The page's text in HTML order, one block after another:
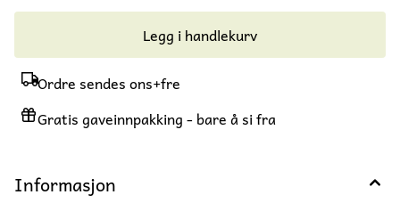
Legg i handlekurv
Ordre sendes ons+fre
Gratis gaveinnpakking - bare å si fra
Informasjon